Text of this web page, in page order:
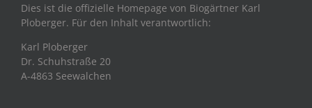
Dies ist die offizielle Homepage von Biogärtner Karl
Ploberger. Für den Inhalt verantwortlich:
Karl Ploberger
Dr. Schuhstraße 20
A-4863 Seewalchen